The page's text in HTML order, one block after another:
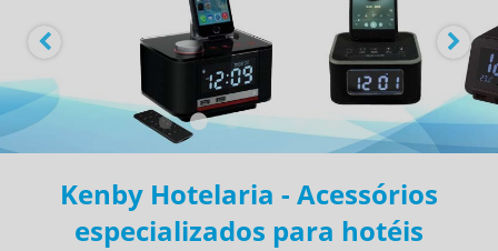
Kenby Hotelaria - Acessórios
especializados para hotéis